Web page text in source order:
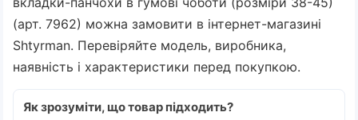
(арт. 7962) можна замовити в інтернет-магазині
Shtyrman. Перевіряйте модель, виробника,
наявність і характеристики перед покупкою.
Як зрозуміти, що товар підходить?